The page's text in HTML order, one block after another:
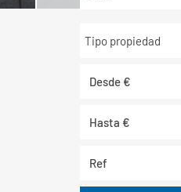
Tipo propiedad